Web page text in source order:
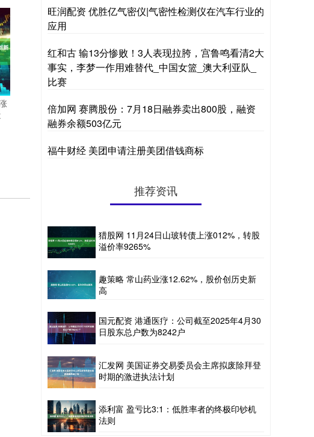
旺润配资 优胜亿气密仪|气密性检测仪在汽车行业的
应用
红和古 输13分惨败！3人表现拉胯，宫鲁鸣看清2大
事实，李梦一作用难替代_中国女篮_澳大利亚队_
比赛
倍加网 赛腾股份：7月18日融券卖出800股，融资
融券余额503亿元
福牛财经 美团申请注册美团借钱商标
推荐资讯
猎股网 11月24日山玻转债上涨012%，转股
溢价率9265%
趣策略 常山药业涨12.62%，股价创历史新
高
国元配资 港通医疗：公司截至2025年4月30
日股东总户数为8242户
汇发网 美国证券交易委员会主席拟废除拜登
时期的激进执法计划
添利富 盈亏比3:1：低胜率者的终极印钞机
法则